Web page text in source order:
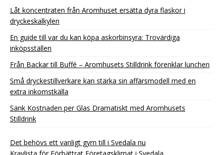
Låt koncentraten från Aromhuset ersätta dyra flaskor i
dryckeskalkylen
En guide till var du kan köpa askorbinsyra: Trovärdiga
inköpsställen
Från Backar till Buffé – Aromhusets Stilldrink förenklar lunchen
Små dryckestillverkare kan stärka sin affärsmodell med en
extra inkomstkälla
Sänk Kostnaden per Glas Dramatiskt med Aromhusets
Stilldrink
Det behövs ett vanligt gym till i Svedala nu